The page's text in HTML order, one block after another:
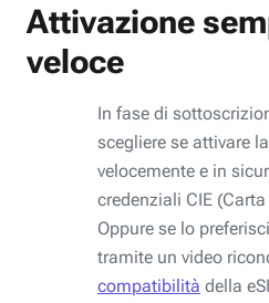
Attivazione
veloce
In fase di
scegliere se attivare
velocemente e in
credenziali CIE
Oppure se lo
tramite un video
compatibilità della